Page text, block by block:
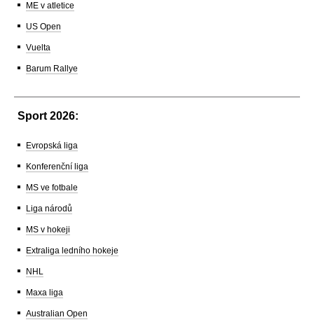
ME v atletice
US Open
Vuelta
Barum Rallye
Sport 2026:
Evropská liga
Konferenční liga
MS ve fotbale
Liga národů
MS v hokeji
Extraliga ledního hokeje
NHL
Maxa liga
Australian Open